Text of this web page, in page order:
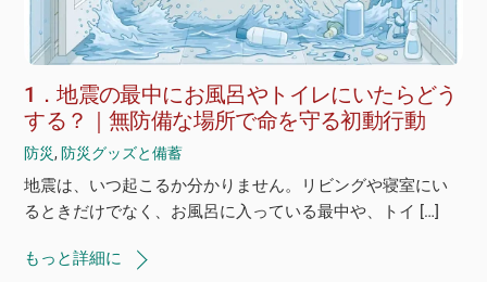
1．地震の最中にお風呂やトイレにいたらどう
する？｜無防備な場所で命を守る初動行動
防災, 防災グッズと備蓄
地震は、いつ起こるか分かりません。リビングや寝室にい
るときだけでなく、お風呂に入っている最中や、トイ […]
もっと詳細に